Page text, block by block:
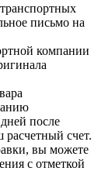
письмо на
компании
после
счет.
вы можете
с отметкой